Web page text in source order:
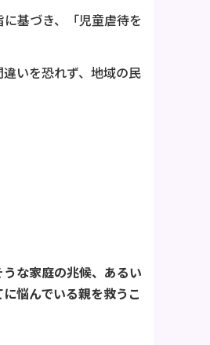
基づき、「児童虐待を
いを恐れず、地域の民
な家庭の兆候、あるい
悩んでいる親を救うこ